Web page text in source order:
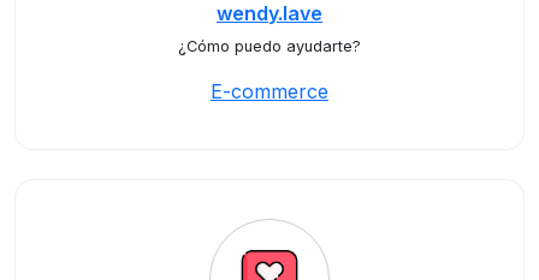
wendy.lave
¿Cómo puedo ayudarte?
E-commerce